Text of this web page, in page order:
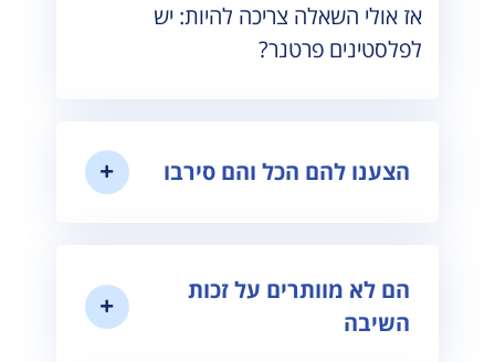
אז אולי השאלה צריכה להיות: יש
לפלסטינים פרטנר?
הצענו להם הכל והם סירבו
הם לא מוותרים על זכות
השיבה